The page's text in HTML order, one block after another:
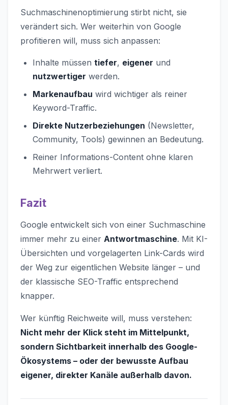
Suchmaschinenoptimierung stirbt nicht, sie
verändert sich. Wer weiterhin von Google
profitieren will, muss sich anpassen:
Inhalte müssen tiefer, eigener und
nutzwertiger werden.
Markenaufbau wird wichtiger als reiner
Keyword-Traffic.
Direkte Nutzerbeziehungen (Newsletter,
Community, Tools) gewinnen an Bedeutung.
Reiner Informations-Content ohne klaren
Mehrwert verliert.
Fazit
Google entwickelt sich von einer Suchmaschine
immer mehr zu einer Antwortmaschine. Mit KI-
Übersichten und vorgelagerten Link-Cards wird
der Weg zur eigentlichen Website länger – und
der klassische SEO-Traffic entsprechend
knapper.
Wer künftig Reichweite will, muss verstehen:
Nicht mehr der Klick steht im Mittelpunkt,
sondern Sichtbarkeit innerhalb des Google-
Ökosystems – oder der bewusste Aufbau
eigener, direkter Kanäle außerhalb davon.